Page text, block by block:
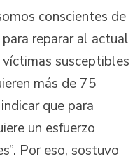
conscientes de
reparar al actual
susceptibles
más de 75
que para
un esfuerzo
Por eso, sostuvo